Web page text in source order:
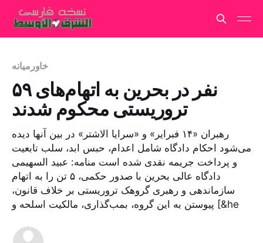
خاورمیانه
۵۹ نفر در بحرین به اتهام‌های
تروریستی محکوم شدند
رهبران «۱۴ فبرایر» و «سرایا الاشتر» در بین آنها دیده
می‌شود احکام دادگاه شامل اعدام، حبس ابد، سلب تابعیت
و پرداخت جریمه نقدی شده است منامه: عبید السهیمی
دادگاه عالی بحرین با صدور حکمی، ۵ تن را به اتهام
سازماندهی و رهبری گروهک تروریستی بر خلاف قانون،
پیوستن به این گروه، بمب‌گذاری، مالکیت اسلحه و [&he